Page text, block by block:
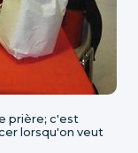
prière; c'est
lorsqu'on veut